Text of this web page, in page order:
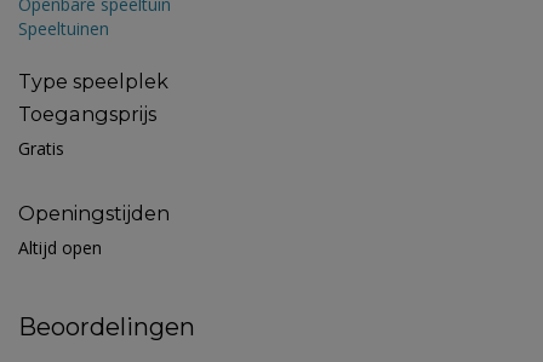
Speeltuinen
Type speelplek
Toegangsprijs
Gratis
Openingstijden
Altijd open
Beoordelingen